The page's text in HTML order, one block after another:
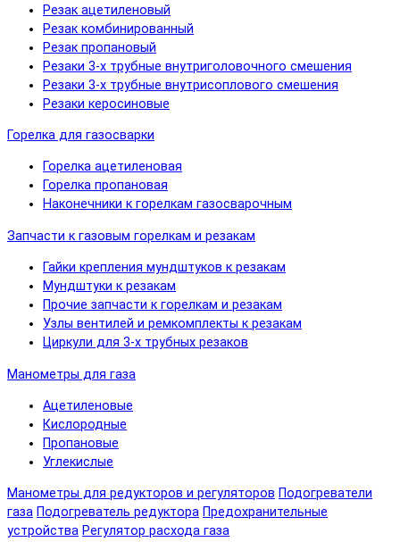
Резак ацетиленовый
Резак комбинированный
Резак пропановый
Резаки 3-х трубные внутриголовочного смешения
Резаки 3-х трубные внутрисоплового смешения
Резаки керосиновые
Горелка для газосварки
Горелка ацетиленовая
Горелка пропановая
Наконечники к горелкам газосварочным
Запчасти к газовым горелкам и резакам
Гайки крепления мундштуков к резакам
Мундштуки к резакам
Прочие запчасти к горелкам и резакам
Узлы вентилей и ремкомплекты к резакам
Циркули для 3-х трубных резаков
Манометры для газа
Ацетиленовые
Кислородные
Пропановые
Углекислые
Манометры для редукторов и регуляторов Подогреватели
газа Подогреватель редуктора Предохранительные
устройства Регулятор расхода газа